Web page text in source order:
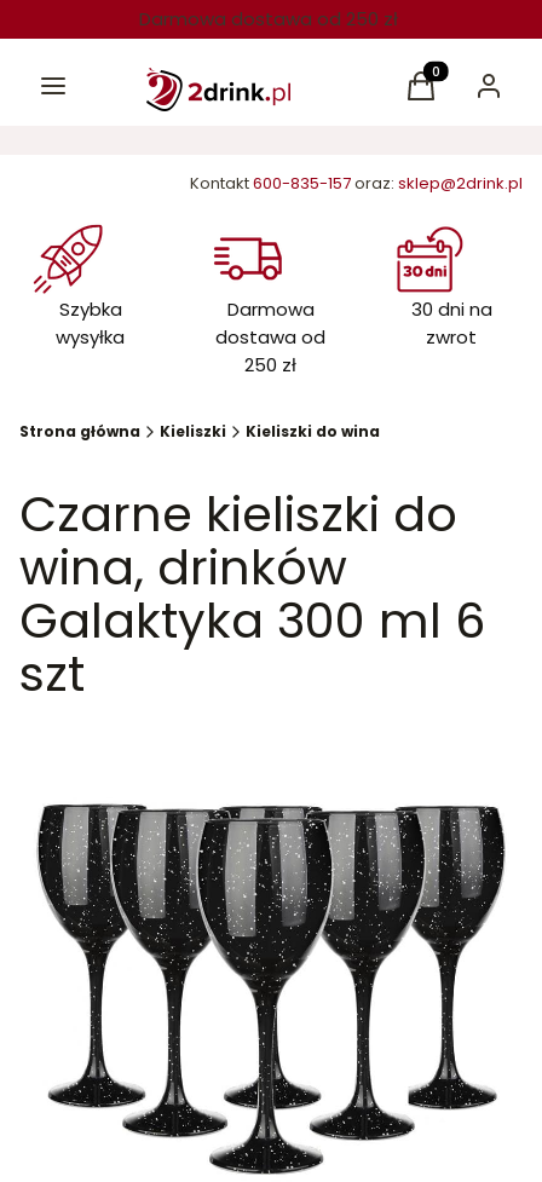
Darmowa dostawa od 250 zł
Menu Produkty w
Koszyk Zaloguj
Kontakt600-835-157oraz: sklep@2drink.pl
Szybka
wysyłka
Darmowa
dostawa od
250 zł
30 dni na
zwrot
Strona główna Kieliszki Kieliszki do wina
Czarne kieliszki do
wina, drinków
Galaktyka 300 ml 6
szt